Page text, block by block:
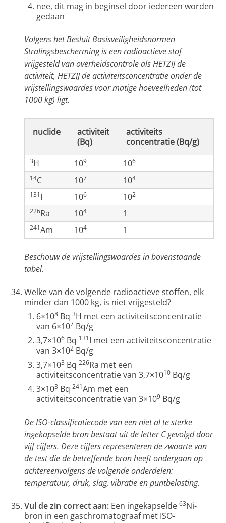
nee, dit mag in beginsel door iedereen worden
gedaan
Volgens het Besluit Basisveiligheidsnormen
Stralingsbescherming is een radioactieve stof
vrijgesteld van overheidscontrole als HETZIJ de
activiteit, HETZIJ de activiteitsconcentratie onder de
vrijstellingswaardes voor matige hoeveelheden (tot
1000 kg) ligt.
nuclide
activiteit
(Bq)
activiteits
concentratie (Bq/g)
3H 109 106
14C 107 104
131I 106 102
226Ra 104 1
241Am 104 1
Beschouw de vrijstellingswaardes in bovenstaande
tabel.
Welke van de volgende radioactieve stoffen, elk
minder dan 1000 kg, is niet vrijgesteld?
6×108 Bq 3H met een activiteitsconcentratie
van 6×107 Bq/g
3,7×106 Bq 131I met een activiteitsconcentratie
van 3×102 Bq/g
3,7×103 Bq 226Ra met een
activiteitsconcentratie van 3,7×1010 Bq/g
3×103 Bq 241Am met een
activiteitsconcentratie van 3×109 Bq/g
De ISO-classificatiecode van een niet al te sterke
ingekapselde bron bestaat uit de letter C gevolgd door
vijf cijfers. Deze cijfers representeren de zwaarte van
de test die de betreffende bron heeft ondergaan op
achtereenvolgens de volgende onderdelen:
temperatuur, druk, slag, vibratie en puntbelasting.
Vul de zin correct aan: Een ingekapselde 63Ni-
bron in een gaschromatograaf met ISO-